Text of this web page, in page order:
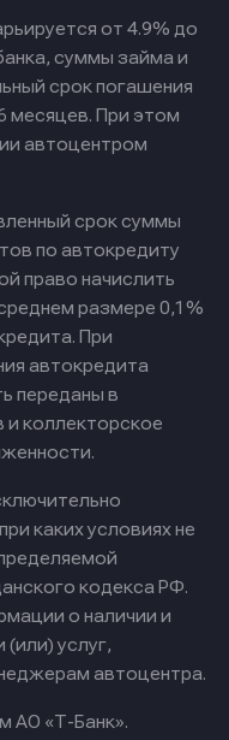
от 4.9% до
суммы займа и
срок погашения
месяцев. При этом
автоцентром
срок суммы
по автокредиту
право начислить
размере 0,1%
При
автокредита
переданы в
коллекторское
каких условиях не
кодекса РФ.
о наличии и
услуг,
автоцентра.
АО «Т-Банк».